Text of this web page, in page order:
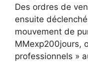
Des ordres de
ensuite
mouvement de
MMexp200jours,
professionnels »